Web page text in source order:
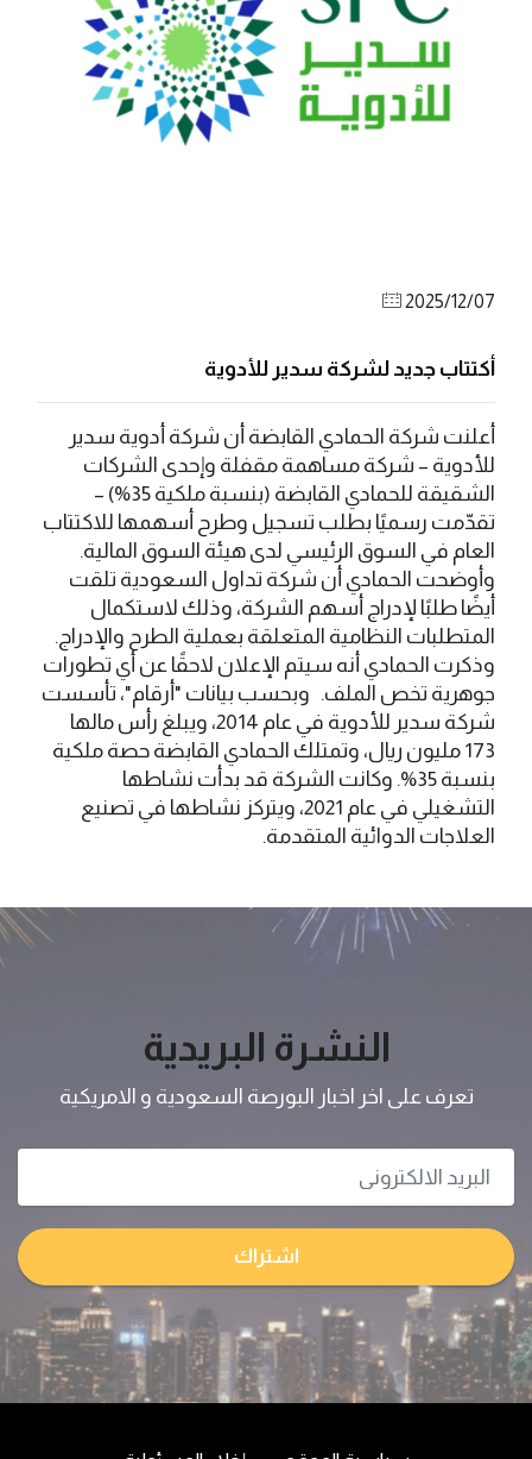
2025/12/07
أكتتاب جديد لشركة سدير للأدوية
أعلنت شركة الحمادي القابضة أن شركة أدوية سدير
للأدوية – شركة مساهمة مقفلة وإحدى الشركات
الشقيقة للحمادي القابضة (بنسبة ملكية 35%) –
تقدّمت رسميًا بطلب تسجيل وطرح أسهمها للاكتتاب
العام في السوق الرئيسي لدى هيئة السوق المالية.
وأوضحت الحمادي أن شركة تداول السعودية تلقت
أيضًا طلبًا لإدراج أسهم الشركة، وذلك لاستكمال
المتطلبات النظامية المتعلقة بعملية الطرح والإدراج.
وذكرت الحمادي أنه سيتم الإعلان لاحقًا عن أي تطورات
جوهرية تخص الملف. وبحسب بيانات "أرقام"، تأسست
شركة سدير للأدوية في عام 2014، ويبلغ رأس مالها
173 مليون ريال، وتمتلك الحمادي القابضة حصة ملكية
بنسبة 35%. وكانت الشركة قد بدأت نشاطها
التشغيلي في عام 2021، ويتركز نشاطها في تصنيع
العلاجات الدوائية المتقدمة.
النشرة البريدية
تعرف على اخر اخبار البورصة السعودية و الامريكية
اشتراك